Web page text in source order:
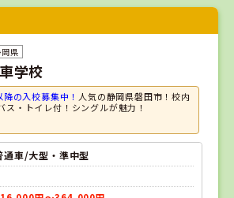
県
学校
の入校募集中！ 人気の静岡県磐田市！校内
ス・トイレ付！シングルが魅力！
通車/大型・準中型